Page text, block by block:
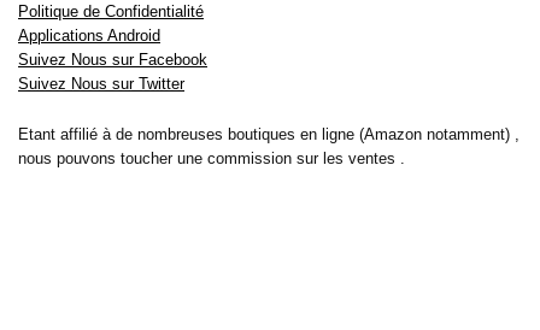
Politique de Confidentialité
Applications Android
Suivez Nous sur Facebook
Suivez Nous sur Twitter
Etant affilié à de nombreuses boutiques en ligne (Amazon notamment) ,
nous pouvons toucher une commission sur les ventes .